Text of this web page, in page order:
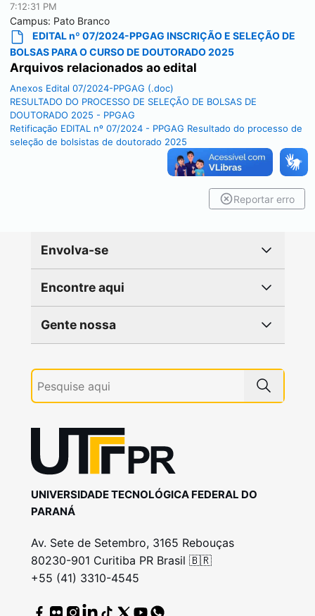
7:12:31 PM
Campus: Pato Branco
EDITAL nº 07/2024-PPGAG INSCRIÇÃO E SELEÇÃO DE
BOLSAS PARA O CURSO DE DOUTORADO 2025
Arquivos relacionados ao edital
Anexos Edital 07/2024-PPGAG (.doc)
RESULTADO DO PROCESSO DE SELEÇÃO DE BOLSAS DE
DOUTORADO 2025 - PPGAG
Retificação EDITAL nº 07/2024 - PPGAG Resultado do processo de
seleção de bolsistas de doutorado 2025
Reportar erro
Envolva-se
Encontre aqui
Gente nossa
UNIVERSIDADE TECNOLÓGICA FEDERAL DO
PARANÁ
Av. Sete de Setembro, 3165 Rebouças
80230-901 Curitiba PR Brasil 🇧🇷
+55 (41) 3310-4545